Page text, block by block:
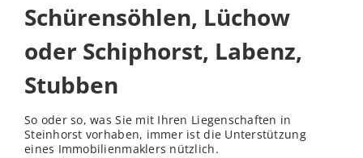
Schürensöhlen, Lüchow
oder Schiphorst, Labenz,
Stubben
So oder so, was Sie mit Ihren Liegenschaften in
Steinhorst vorhaben, immer ist die Unterstützung
eines Immobilienmaklers nützlich.